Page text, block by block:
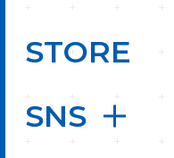
STORE
SNS